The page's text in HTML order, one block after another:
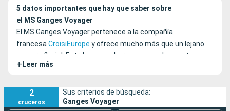
5 datos importantes que hay que saber sobre
el MS Ganges Voyager
El MS Ganges Voyager pertenece a la compañía
francesaCroisiEurope y ofrece mucho más que un lejano
crucero fluvial. Este hermoso barco, posee el encanto
colonial de antaño e invita a sus pasajeros a realizar un
ríos indios.
+ Leer más
2
cruceros
Sus criterios de búsqueda:
Ganges Voyager